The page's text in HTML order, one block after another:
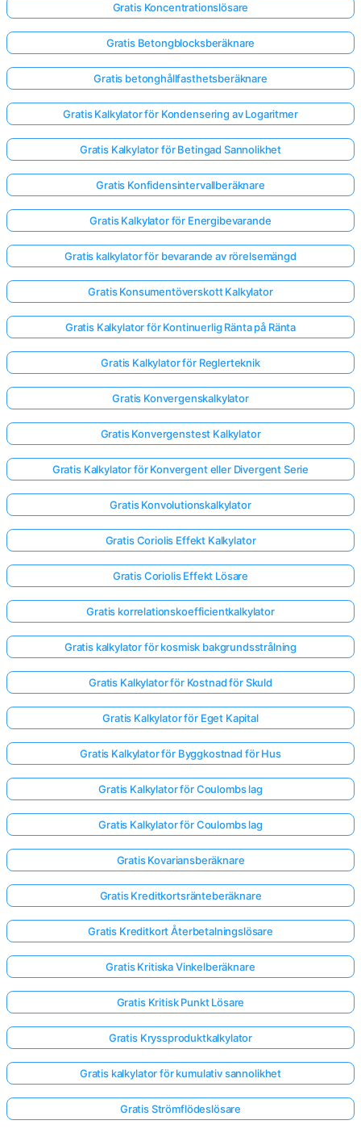
Logga
in
Gratis Koncentrationslösare
Gratis Betongblocksberäknare
Gratis betonghållfasthetsberäknare
Gratis Kalkylator för Kondensering av Logaritmer
Gratis Kalkylator för Betingad Sannolikhet
Gratis Konfidensintervallberäknare
Gratis Kalkylator för Energibevarande
Gratis kalkylator för bevarande av rörelsemängd
Gratis Konsumentöverskott Kalkylator
Gratis Kalkylator för Kontinuerlig Ränta på Ränta
Gratis Kalkylator för Reglerteknik
Gratis Konvergenskalkylator
Gratis Konvergenstest Kalkylator
Gratis Kalkylator för Konvergent eller Divergent Serie
Gratis Konvolutionskalkylator
Gratis Coriolis Effekt Kalkylator
Gratis Coriolis Effekt Lösare
Gratis korrelationskoefficientkalkylator
Gratis kalkylator för kosmisk bakgrundsstrålning
Gratis Kalkylator för Kostnad för Skuld
Gratis Kalkylator för Eget Kapital
Gratis Kalkylator för Byggkostnad för Hus
Gratis Kalkylator för Coulombs lag
Gratis Kalkylator för Coulombs lag
Gratis Kovariansberäknare
Gratis Kreditkortsränteberäknare
Gratis Kreditkort Återbetalningslösare
Gratis Kritiska Vinkelberäknare
Gratis Kritisk Punkt Lösare
Gratis Kryssproduktkalkylator
Gratis kalkylator för kumulativ sannolikhet
Gratis Strömflödeslösare